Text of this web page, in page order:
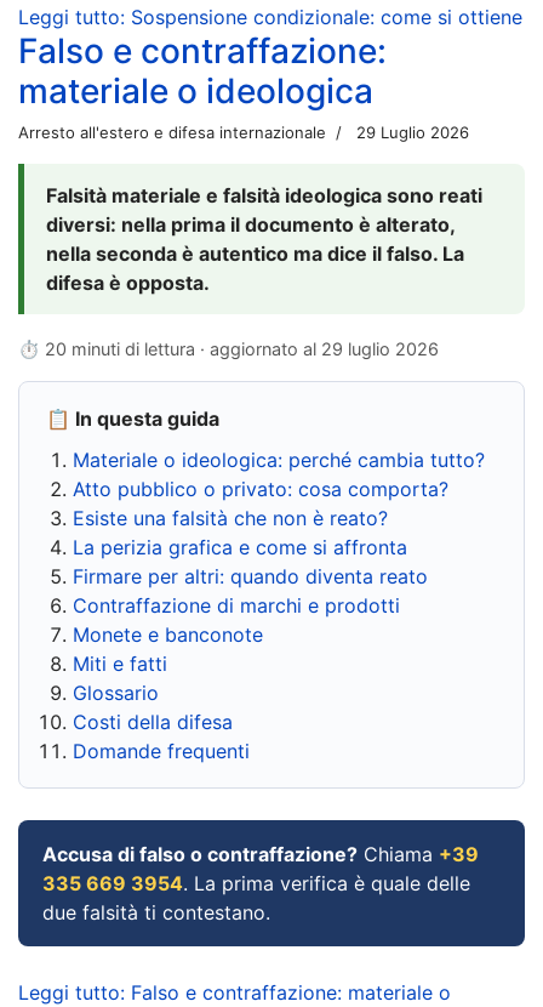
Leggi tutto: Sospensione condizionale: come si ottiene
Falso e contraffazione:
materiale o ideologica
Arresto all'estero e difesa internazionale 29 Luglio 2026
Falsità materiale e falsità ideologica sono reati
diversi: nella prima il documento è alterato,
nella seconda è autentico ma dice il falso. La
difesa è opposta.
⏱ 20 minuti di lettura · aggiornato al 29 luglio 2026
📋 In questa guida
Materiale o ideologica: perché cambia tutto?
Atto pubblico o privato: cosa comporta?
Esiste una falsità che non è reato?
La perizia grafica e come si affronta
Firmare per altri: quando diventa reato
Contraffazione di marchi e prodotti
Monete e banconote
Miti e fatti
Glossario
Costi della difesa
Domande frequenti
Accusa di falso o contraffazione? Chiama +39
335 669 3954. La prima verifica è quale delle
due falsità ti contestano.
Leggi tutto: Falso e contraffazione: materiale o